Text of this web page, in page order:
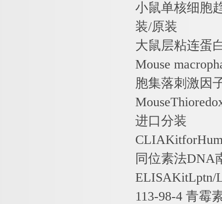
小鼠单核细胞
装/原装
大鼠层粘连蛋
Mouse
胞集落刺激因
进口分装
同位素法DNA
ELISAKitLptn/
113-98-4 青霉